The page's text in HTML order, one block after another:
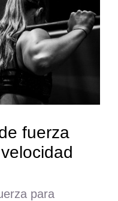
fuerza
para